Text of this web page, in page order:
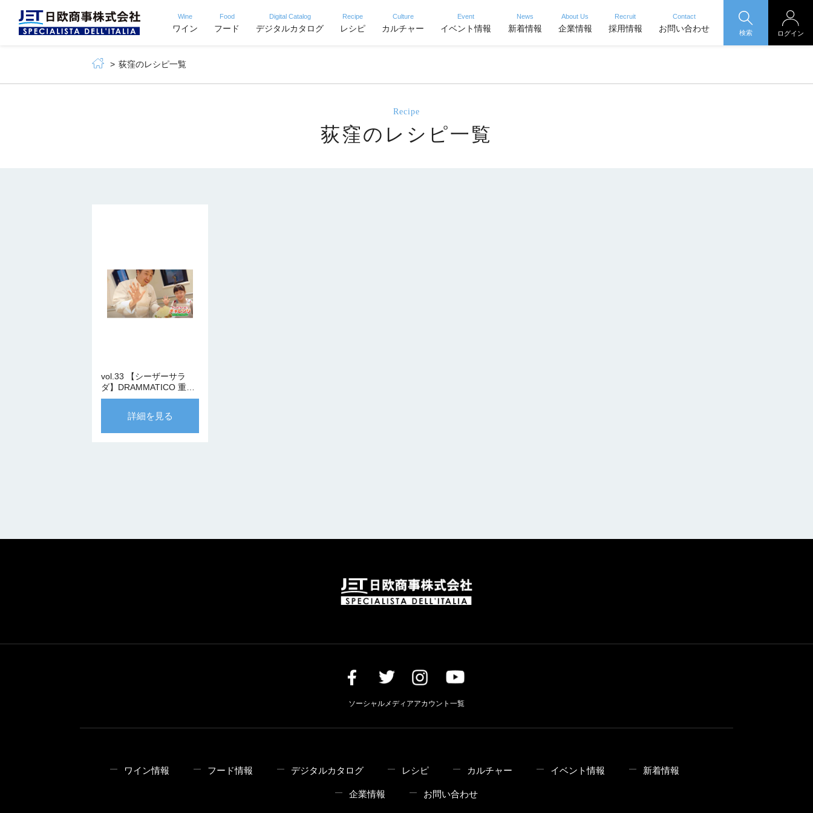
Wine
ワイン
Food
フード
Digital Catalog
デジタルカタログ
Recipe
レシピ
Culture
カルチャー
Event
イベント情報
News
新着情報
About Us
企業情報
Recruit
採用情報
Contact
お問い合わせ 検索 ログイン
荻窪のレシピ一覧
Recipe
荻窪のレシピ一覧
vol.33 【シーザーサラ
ダ】DRAMMATICO 重岡
シェフ
詳細を見る
ソーシャルメディアアカウント一覧
ワイン情報 フード情報 デジタルカタログ レシピ カルチャー イベント情報 新着情報
企業情報 お問い合わせ